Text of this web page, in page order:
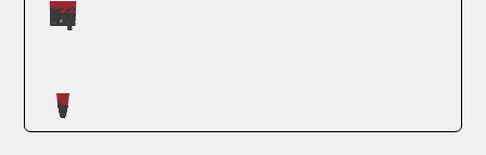
Máster impartidos por Judit López Martínez